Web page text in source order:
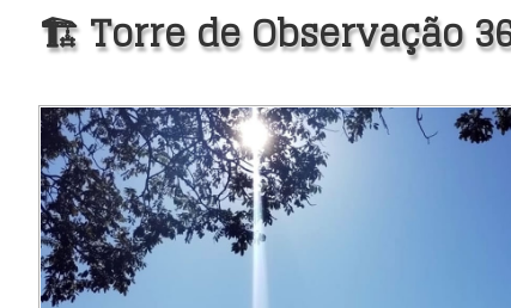
🏗️ Torre de Observação